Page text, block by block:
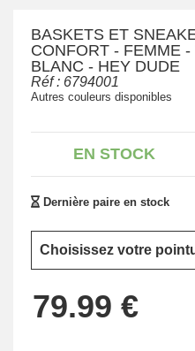
BASKETS ET
CONFORT - FEMME -
BLANC - HEY DUDE
Réf : 6794001
Autres couleurs disponibles
EN STOCK
Dernière paire en stock